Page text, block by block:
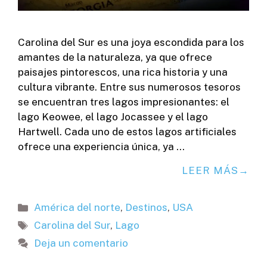
Carolina del Sur es una joya escondida para los
amantes de la naturaleza, ya que ofrece
paisajes pintorescos, una rica historia y una
cultura vibrante. Entre sus numerosos tesoros
se encuentran tres lagos impresionantes: el
lago Keowee, el lago Jocassee y el lago
Hartwell. Cada uno de estos lagos artificiales
ofrece una experiencia única, ya …
LEER MÁS
Categorías
América del norte, Destinos, USA
Etiquetas
Carolina del Sur, Lago
Deja un comentario